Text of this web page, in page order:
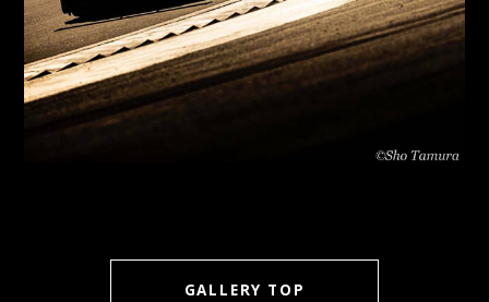
GALLERY TOP